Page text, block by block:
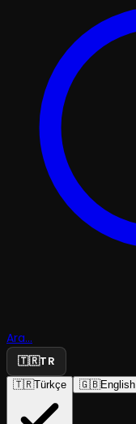
Ara...
🇹🇷TR
🇹🇷Türkçe 🇬🇧English